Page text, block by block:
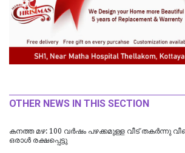
OTHER NEWS IN THIS SECTION
കനത്ത മഴ: 100 വർഷം പഴക്കമുള്ള വീട് തകർന്നു
ഒരാൾ രക്ഷപ്പെട്ടു